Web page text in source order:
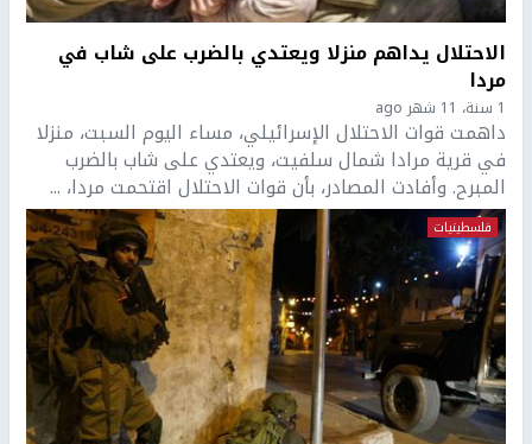
الاحتلال يداهم منزلا ويعتدي بالضرب على شاب في
مردا
1 سنة، 11 شهر ago
داهمت قوات الاحتلال الإسرائيلي، مساء اليوم السبت، منزلا
في قرية مرادا شمال سلفيت، ويعتدي على شاب بالضرب
المبرح. وأفادت المصادر، بأن قوات الاحتلال اقتحمت مردا، ...
فلسطينيات